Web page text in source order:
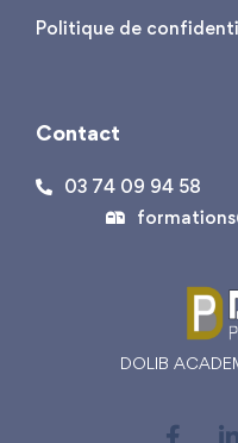
Politique de
Contact
03 74 09 94 58
DOLIB